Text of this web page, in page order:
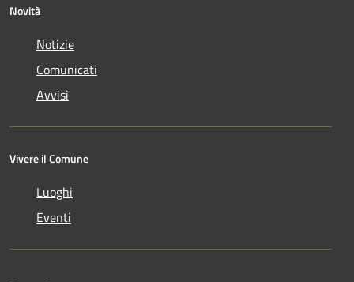
Novità
Notizie
Comunicati
Avvisi
Vivere il Comune
Luoghi
Eventi